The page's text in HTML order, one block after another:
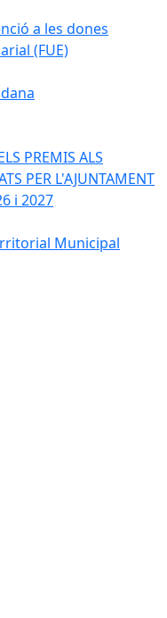
a les dones
(FUE)
PREMIS ALS
PER L'AJUNTAMENT
i 2027
Municipal